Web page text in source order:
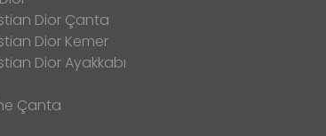
Dior Çanta
Dior Kemer
Dior Ayakkabı
Çanta